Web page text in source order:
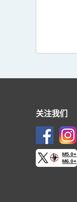
关注我们
M5.0+
M6.0+